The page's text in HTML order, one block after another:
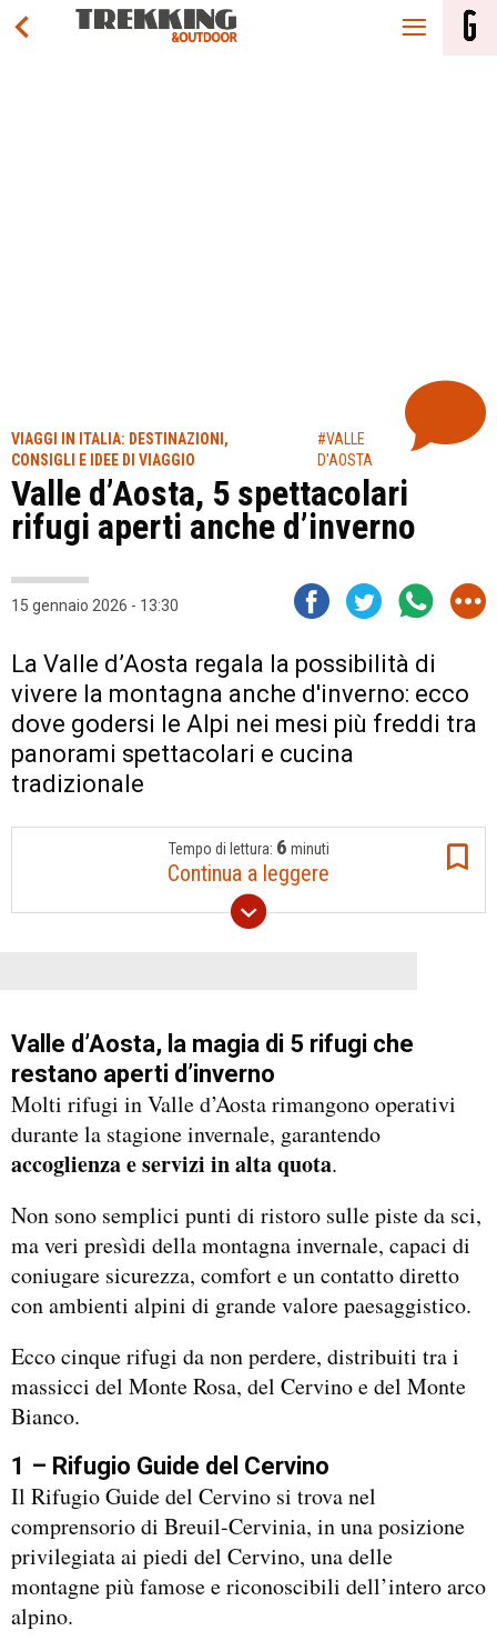
VIAGGI IN ITALIA: DESTINAZIONI,
CONSIGLI E IDEE DI VIAGGIO
#VALLE
D'AOSTA
Valle d’Aosta, 5 spettacolari
rifugi aperti anche d’inverno
15 gennaio 2026 - 13:30
La Valle d’Aosta regala la possibilità di
vivere la montagna anche d'inverno: ecco
dove godersi le Alpi nei mesi più freddi tra
panorami spettacolari e cucina
tradizionale
Tempo di lettura: 6 minuti
Continua a leggere
Valle d’Aosta, la magia di 5 rifugi che
restano aperti d’inverno
Molti rifugi in Valle d’Aosta rimangono operativi
durante la stagione invernale, garantendo
accoglienza e servizi in alta quota.
Non sono semplici punti di ristoro sulle piste da sci,
ma veri presìdi della montagna invernale, capaci di
coniugare sicurezza, comfort e un contatto diretto
con ambienti alpini di grande valore paesaggistico.
Ecco cinque rifugi da non perdere, distribuiti tra i
massicci del Monte Rosa, del Cervino e del Monte
Bianco.
1 – Rifugio Guide del Cervino
Il Rifugio Guide del Cervino si trova nel
comprensorio di Breuil-Cervinia, in una posizione
privilegiata ai piedi del Cervino, una delle
montagne più famose e riconoscibili dell’intero arco
alpino.